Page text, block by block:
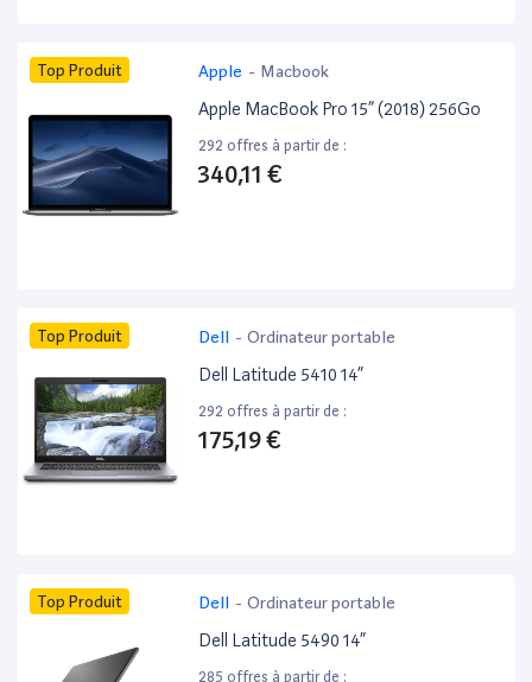
Top Produit Apple - Macbook
Apple MacBook Pro 15” (2018) 256Go
292 offres à partir de :
340,11 €
Top Produit Dell - Ordinateur portable
Dell Latitude 5410 14”
292 offres à partir de :
175,19 €
Top Produit Dell - Ordinateur portable
Dell Latitude 5490 14”
285 offres à partir de :